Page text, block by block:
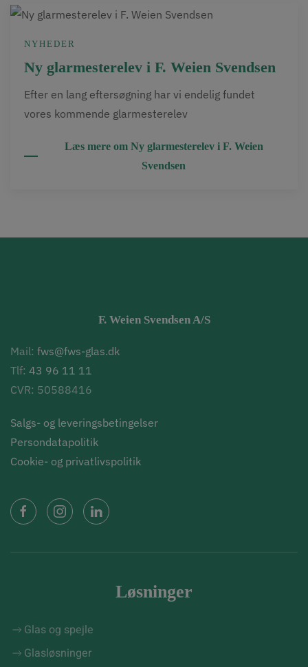
NYHEDER
Ny glarmesterelev i F. Weien Svendsen
Efter en lang eftersøgning har vi endelig fundet
vores kommende glarmesterelev
Læs mere om Ny glarmesterelev i F. Weien
Svendsen
F. Weien Svendsen A/S
Mail: fws@fws-glas.dk
Tlf: 43 96 11 11
CVR: 50588416
Salgs- og leveringsbetingelser
Persondatapolitik
Cookie- og privatlivspolitik
Løsninger
Glas og spejle
Glasløsninger